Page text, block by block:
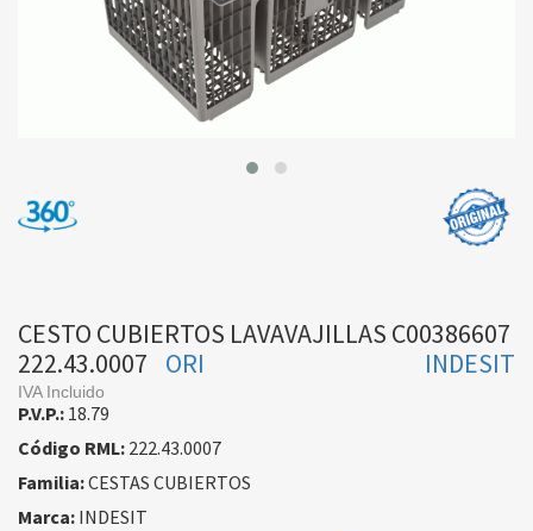
CESTO CUBIERTOS LAVAVAJILLAS C00386607
222.43.0007
INDESIT
ORI
IVA Incluido
P.V.P.: 18.79
Código RML: 222.43.0007
Familia:CESTAS CUBIERTOS
Marca: INDESIT